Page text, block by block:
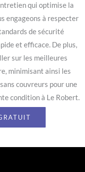
qui optimise la
engageons à respecter
de sécurité
et efficace. De plus,
sur les meilleures
minimisant ainsi les
couvreurs pour une
condition à Le Robert.